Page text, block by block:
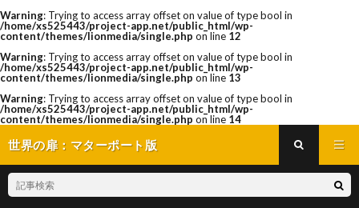
Warning: Trying to access array offset on value of type bool in
/home/xs525443/project-app.net/public_html/wp-
content/themes/lionmedia/single.php on line 12
Warning: Trying to access array offset on value of type bool in
/home/xs525443/project-app.net/public_html/wp-
content/themes/lionmedia/single.php on line 13
Warning: Trying to access array offset on value of type bool in
/home/xs525443/project-app.net/public_html/wp-
content/themes/lionmedia/single.php on line 14
世界の扉：マターポート版